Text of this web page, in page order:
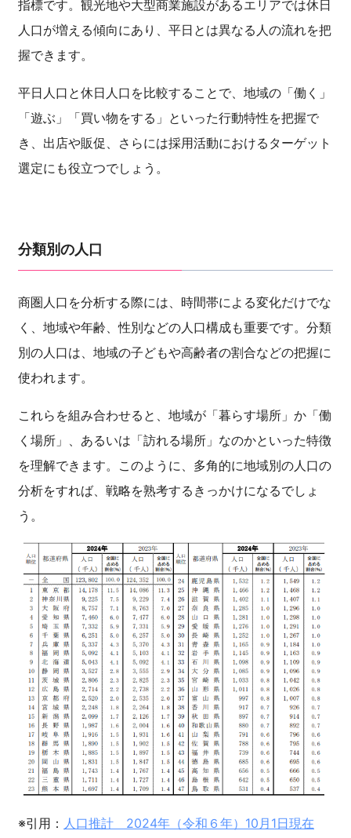
指標です。観光地や大型商業施設があるエリアでは休日
人口が増える傾向にあり、平日とは異なる人の流れを把
握できます。
平日人口と休日人口を比較することで、地域の「働く」
「遊ぶ」「買い物をする」といった行動特性を把握で
き、出店や販促、さらには採用活動におけるターゲット
選定にも役立つでしょう。
分類別の人口
商圏人口を分析する際には、時間帯による変化だけでな
く、地域や年齢、性別などの人口構成も重要です。分類
別の人口は、地域の子どもや高齢者の割合などの把握に
使われます。
これらを組み合わせると、地域が「暮らす場所」か「働
く場所」、あるいは「訪れる場所」なのかといった特徴
を理解できます。このように、多角的に地域別の人口の
分析をすれば、戦略を熟考するきっかけになるでしょ
う。
※引用： 人口推計 2024年（令和６年）10月1日現在